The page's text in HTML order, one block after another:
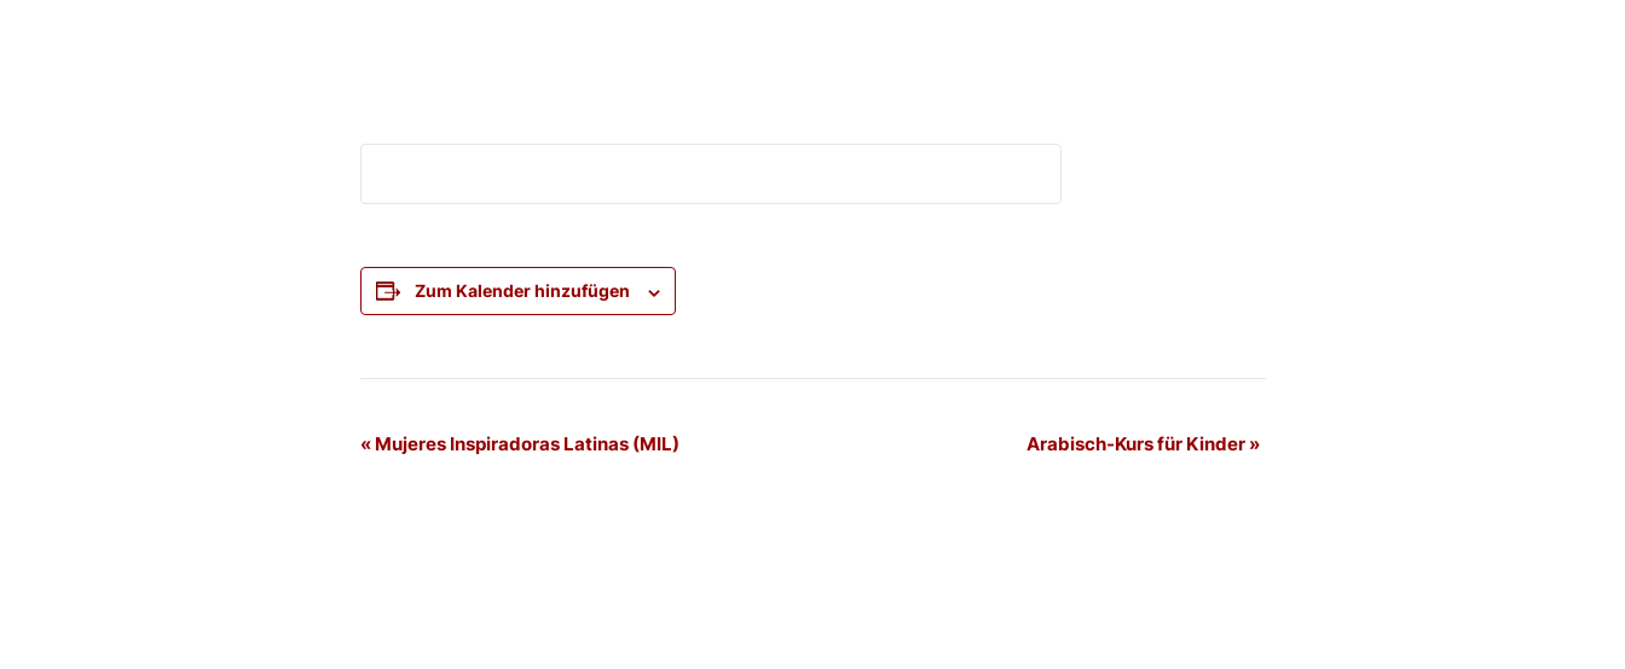
Zum Kalender hinzufügen
Veranstaltung-
«Mujeres Inspiradoras Latinas (MIL) Arabisch-Kurs für Kinder »